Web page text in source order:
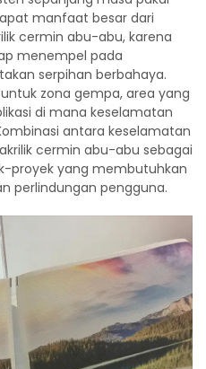
manfaat besar dari
cermin abu-abu, karena
menempel pada
serpihan berbahaya.
zona gempa, area yang
di mana keselamatan
antara keselamatan
cermin abu-abu sebagai
proyek yang membutuhkan
perlindungan pengguna.